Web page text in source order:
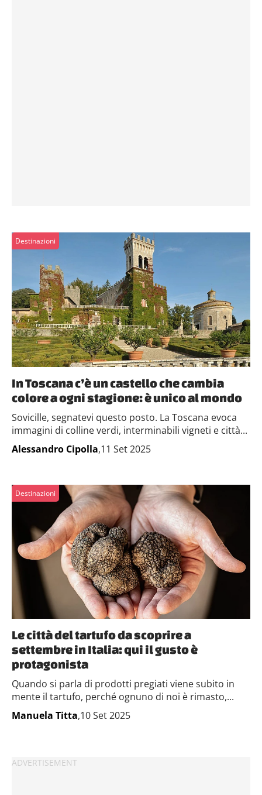
Destinazioni
In Toscana c’è un castello che cambia
colore a ogni stagione: è unico al mondo
Sovicille, segnatevi questo posto. La Toscana evoca
immagini di colline verdi, interminabili vigneti e città...
Alessandro Cipolla,11 Set 2025
Destinazioni
Le città del tartufo da scoprire a
settembre in Italia: qui il gusto è
protagonista
Quando si parla di prodotti pregiati viene subito in
mente il tartufo, perché ognuno di noi è rimasto,...
Manuela Titta,10 Set 2025